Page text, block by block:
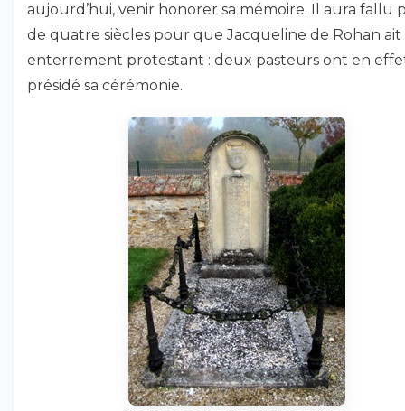
aujourd’hui, venir honorer sa mémoire. Il aura fallu
de quatre siècles pour que Jacqueline de Rohan
enterrement protestant : deux pasteurs ont en
présidé sa cérémonie.